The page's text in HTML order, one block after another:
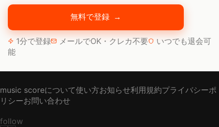
無料で登録 →
1分で登録 メールでOK・クレカ不要
いつでも退会可
能
music scoreについて使い方お知らせ利用規約プライバシーポ
リシーお問い合わせ
follow